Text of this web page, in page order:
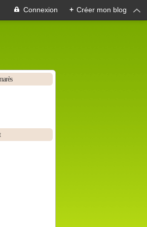
Connexion + Créer mon blog